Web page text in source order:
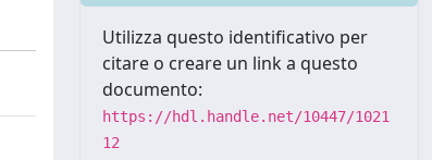
Utilizza questo identificativo per
citare o creare un link a questo
documento:
https://hdl.handle.net/10447/1021
12